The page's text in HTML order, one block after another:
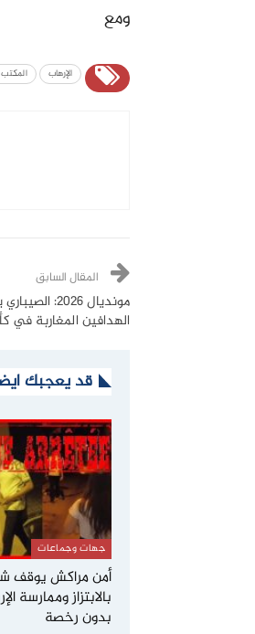
ومع
الإرهاب المكتب
المقال السابق
مونديال
الهدافين المغاربة في
قد يعجبك
جهات وجماعات
أمن مراكش
بالابتزاز وممارسة
بدون رخصة